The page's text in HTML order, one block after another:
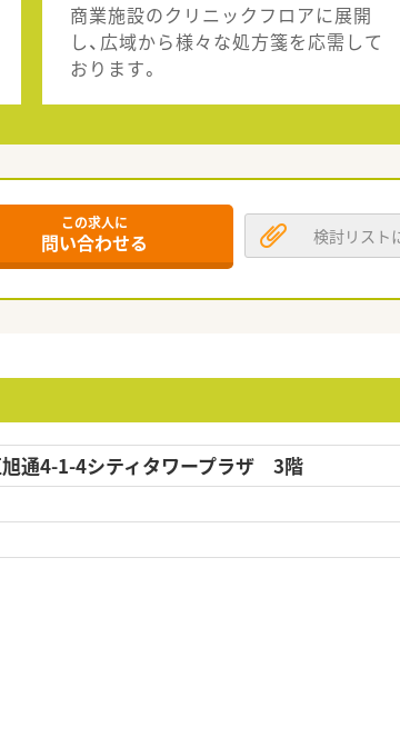
商業施設のクリニックフロアに展開
し、広域から様々な処方箋を応需して
おります。
この求人に
問い合わせる 検討リスト
通4-1-4シティタワープラザ 3階